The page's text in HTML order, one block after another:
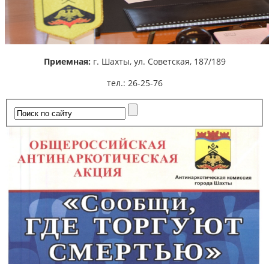
Приемная: г. Шахты, ул. Советская, 187/189
тел.: 26-25-76